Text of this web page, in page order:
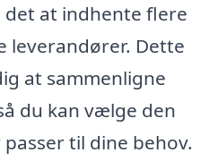
det at indhente flere
leverandører. Dette
at sammenligne
du kan vælge den
til dine behov.